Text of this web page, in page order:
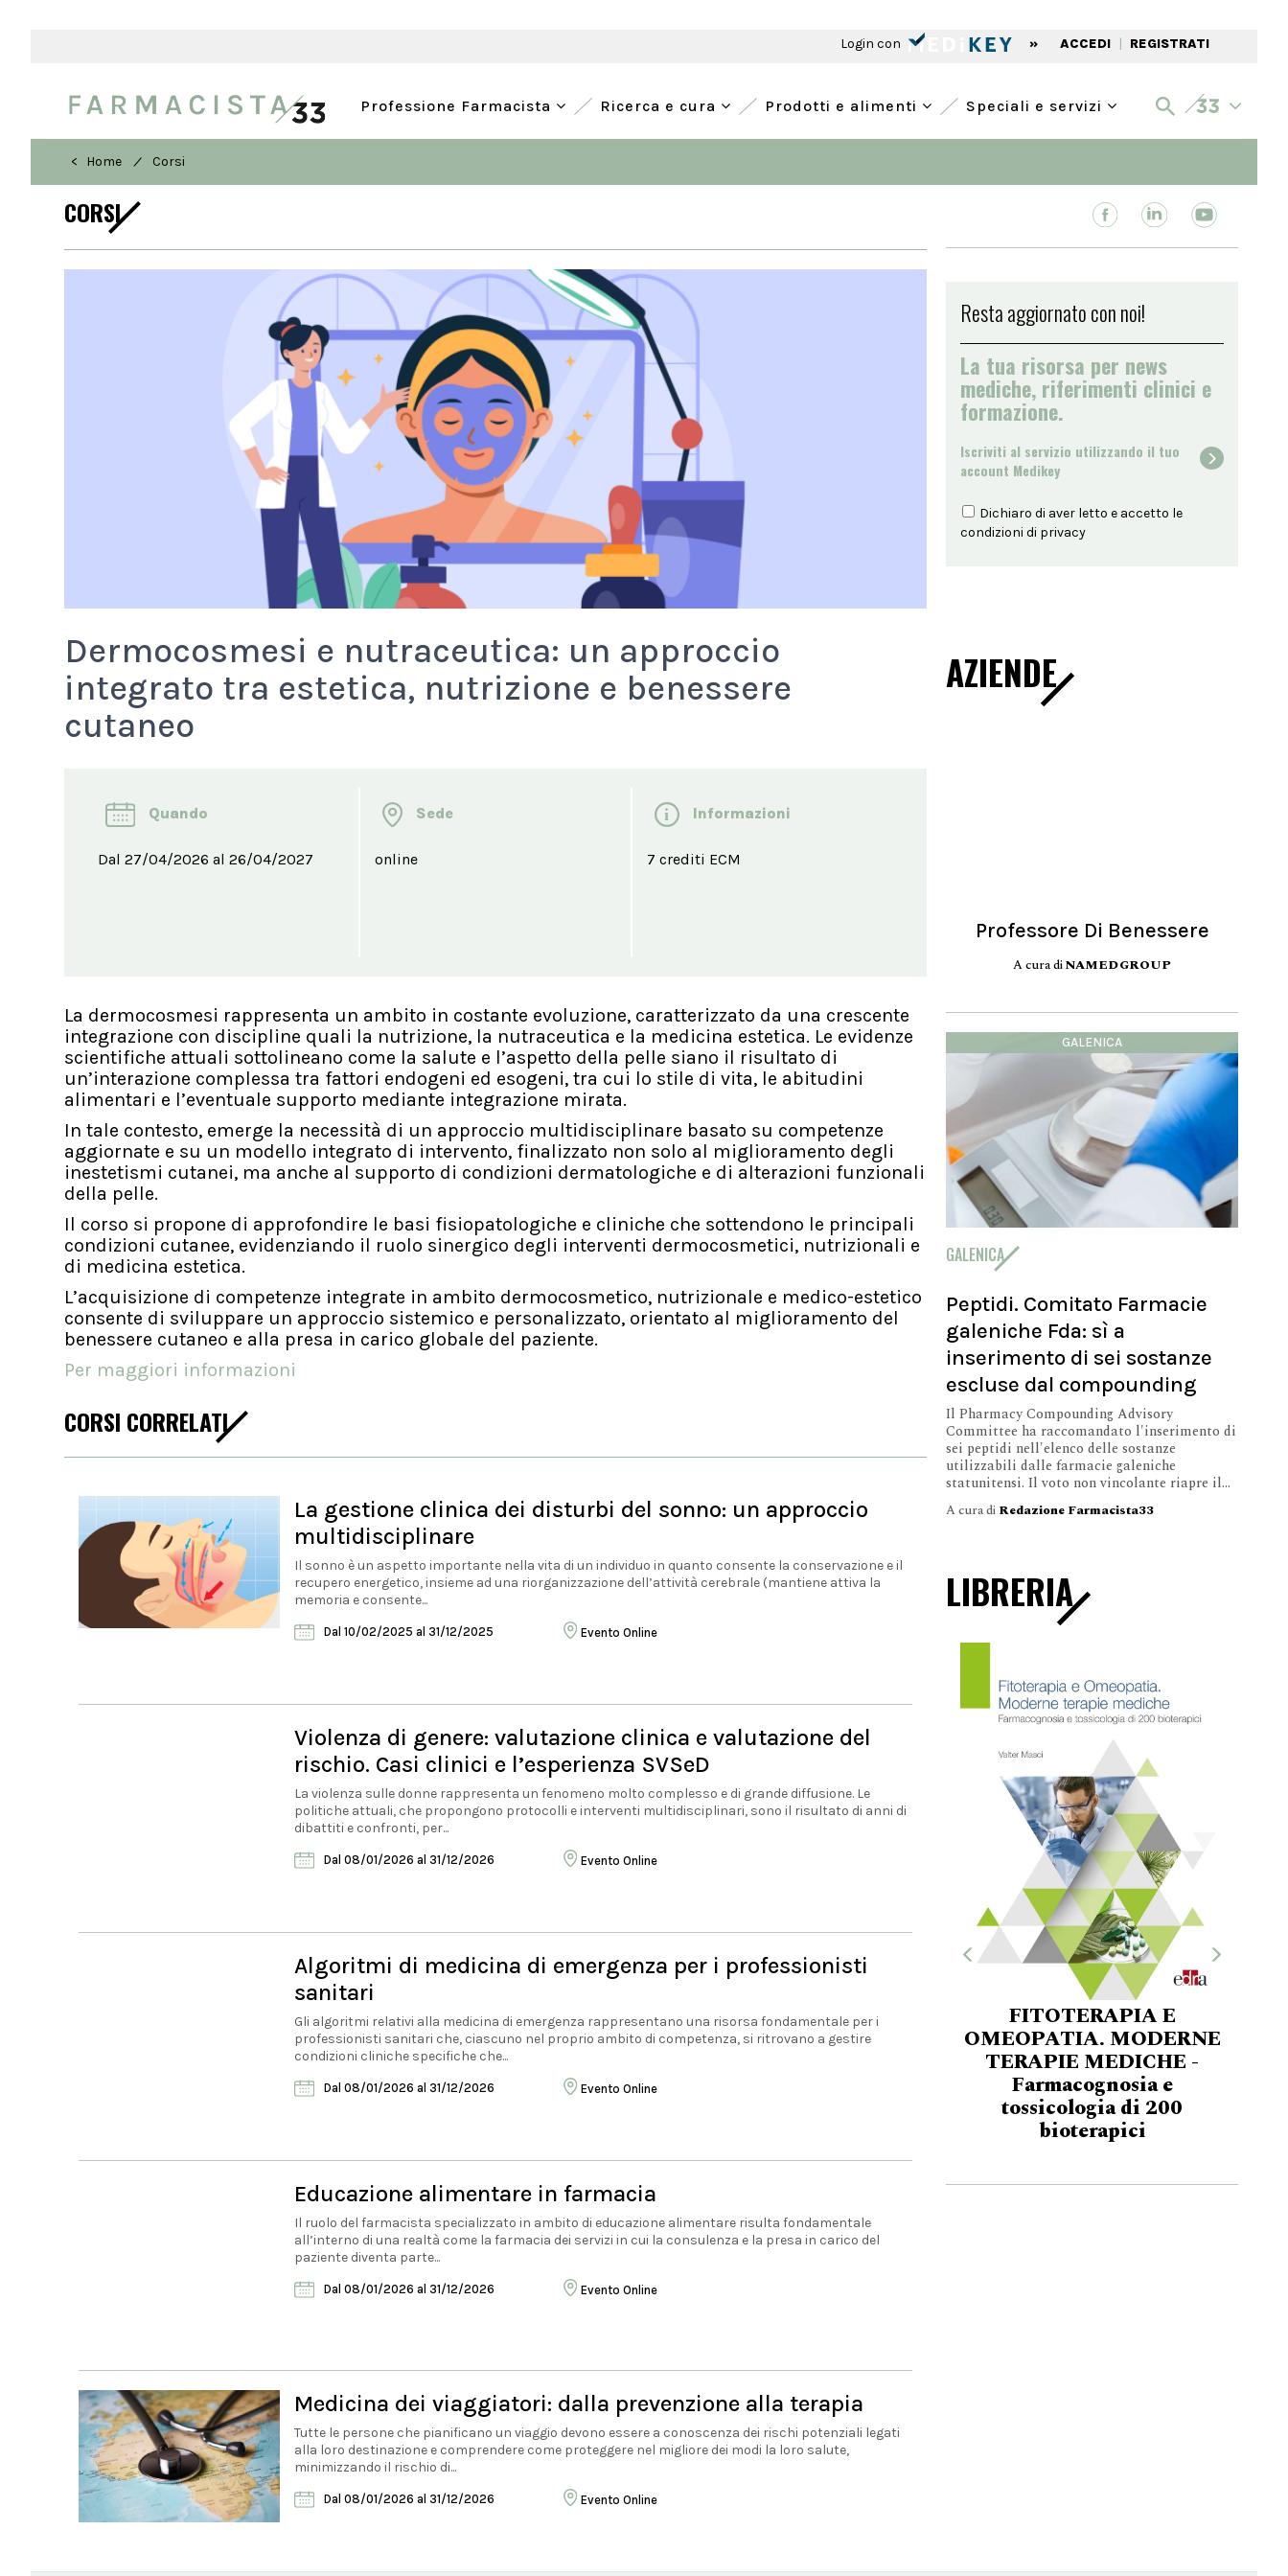
Login con » ACCEDI | REGISTRATI
Professione Farmacista Ricerca e cura Prodotti e alimenti Speciali e servizi
< Home / Corsi
CORSI
Dermocosmesi e nutraceutica: un approccio
integrato tra estetica, nutrizione e benessere
cutaneo
Quando
Dal 27/04/2026 al 26/04/2027
Sede
online
Informazioni
7 crediti ECM
La dermocosmesi rappresenta un ambito in costante evoluzione, caratterizzato da una crescente
integrazione con discipline quali la nutrizione, la nutraceutica e la medicina estetica. Le evidenze
scientifiche attuali sottolineano come la salute e l’aspetto della pelle siano il risultato di
un’interazione complessa tra fattori endogeni ed esogeni, tra cui lo stile di vita, le abitudini
alimentari e l’eventuale supporto mediante integrazione mirata.
In tale contesto, emerge la necessità di un approccio multidisciplinare basato su competenze
aggiornate e su un modello integrato di intervento, finalizzato non solo al miglioramento degli
inestetismi cutanei, ma anche al supporto di condizioni dermatologiche e di alterazioni funzionali
della pelle.
Il corso si propone di approfondire le basi fisiopatologiche e cliniche che sottendono le principali
condizioni cutanee, evidenziando il ruolo sinergico degli interventi dermocosmetici, nutrizionali e
di medicina estetica.
L’acquisizione di competenze integrate in ambito dermocosmetico, nutrizionale e medico-estetico
consente di sviluppare un approccio sistemico e personalizzato, orientato al miglioramento del
benessere cutaneo e alla presa in carico globale del paziente.
Per maggiori informazioni
CORSI CORRELATI
La gestione clinica dei disturbi del sonno: un approccio
multidisciplinare
Il sonno è un aspetto importante nella vita di un individuo in quanto consente la conservazione e il
recupero energetico, insieme ad una riorganizzazione dell’attività cerebrale (mantiene attiva la
memoria e consente...
Dal 10/02/2025 al 31/12/2025 Evento Online
Violenza di genere: valutazione clinica e valutazione del
rischio. Casi clinici e l’esperienza SVSeD
La violenza sulle donne rappresenta un fenomeno molto complesso e di grande diffusione. Le
politiche attuali, che propongono protocolli e interventi multidisciplinari, sono il risultato di anni di
dibattiti e confronti, per...
Dal 08/01/2026 al 31/12/2026 Evento Online
Algoritmi di medicina di emergenza per i professionisti
sanitari
Gli algoritmi relativi alla medicina di emergenza rappresentano una risorsa fondamentale per i
professionisti sanitari che, ciascuno nel proprio ambito di competenza, si ritrovano a gestire
condizioni cliniche specifiche che...
Dal 08/01/2026 al 31/12/2026 Evento Online
Educazione alimentare in farmacia
Il ruolo del farmacista specializzato in ambito di educazione alimentare risulta fondamentale
all’interno di una realtà come la farmacia dei servizi in cui la consulenza e la presa in carico del
paziente diventa parte...
Dal 08/01/2026 al 31/12/2026 Evento Online
Medicina dei viaggiatori: dalla prevenzione alla terapia
Tutte le persone che pianificano un viaggio devono essere a conoscenza dei rischi potenziali legati
alla loro destinazione e comprendere come proteggere nel migliore dei modi la loro salute,
minimizzando il rischio di...
Dal 08/01/2026 al 31/12/2026 Evento Online
Resta aggiornato con noi!
La tua risorsa per news
mediche, riferimenti clinici e
formazione.
Iscriviti al servizio utilizzando il tuo
account Medikey
Dichiaro di aver letto e accetto le
condizioni di privacy
AZIENDE
Professore Di Benessere
A cura diNAMEDGROUP
GALENICA
GALENICA
Peptidi. Comitato Farmacie
galeniche Fda: sì a
inserimento di sei sostanze
escluse dal compounding
Il Pharmacy Compounding Advisory
Committee ha raccomandato l'inserimento di
sei peptidi nell'elenco delle sostanze
utilizzabili dalle farmacie galeniche
statunitensi. Il voto non vincolante riapre il...
A cura di Redazione Farmacista33
LIBRERIA
FITOTERAPIA E
OMEOPATIA. MODERNE
TERAPIE MEDICHE -
Farmacognosia e
tossicologia di 200
bioterapici